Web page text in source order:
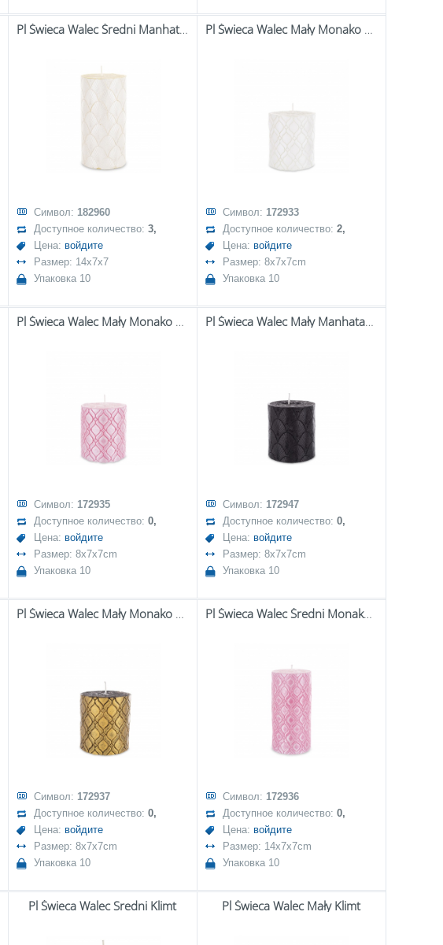
Pl Świeca Walec Średni Manhattan Biały Perła
Символ: 182960
Доступное количество: 3,
Цена: войдите
Размер: 14x7x7
Упаковка 10
Pl Świeca Walec Mały Monako Biały
Символ: 172933
Доступное количество: 2,
Цена: войдите
Размер: 8x7x7cm
Упаковка 10
Pl Świeca Walec Mały Monako Róż
Символ: 172935
Доступное количество: 0,
Цена: войдите
Размер: 8x7x7cm
Упаковка 10
Pl Świeca Walec Mały Manhatan Czarny
Символ: 172947
Доступное количество: 0,
Цена: войдите
Размер: 8x7x7cm
Упаковка 10
Pl Świeca Walec Mały Monako Złoto Czarny
Символ: 172937
Доступное количество: 0,
Цена: войдите
Размер: 8x7x7cm
Упаковка 10
Pl Świeca Walec Średni Monako Róż
Символ: 172936
Доступное количество: 0,
Цена: войдите
Размер: 14x7x7cm
Упаковка 10
Pl Świeca Walec Sredni Klimt Pl Świeca Walec Mały Klimt